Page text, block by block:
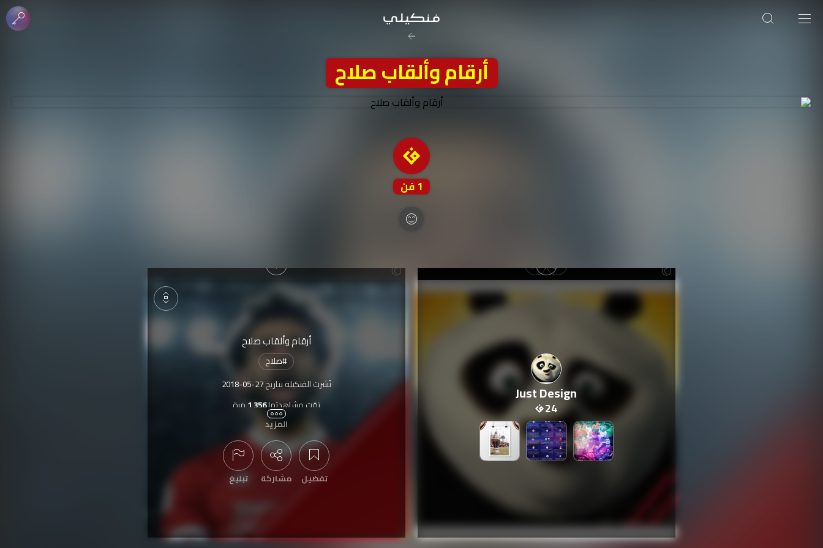
أرقام وألقاب صلاح
1فن
Just Design
24
أرقام وألقاب صلاح
#صلاح
نُشرت الفنكيلة بتاريخ2018-05-27
تمّت مشاهدتها1,356 مرة
المزيد
تفضيل مشاركة تبليغ